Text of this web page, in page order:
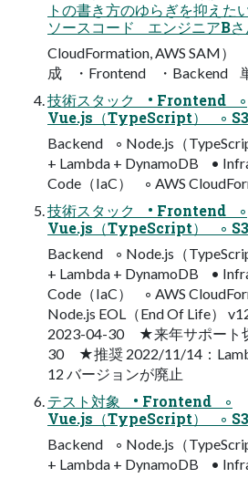
トの書き方のゆらぎを抑え
ソースコード エンジニア
CloudFormation, AWS SAM
成 ・Frontend ・Backend
技術スタック • Frontend ◦
Vue.js（TypeScript） ◦
Backend ◦ Node.js（
+ Lambda + DynamoDB •
Code（IaC） ◦ AWS
技術スタック • Frontend ◦
Vue.js（TypeScript） ◦
Backend ◦ Node.js（
+ Lambda + DynamoDB •
Code（IaC） ◦ AWS
Node.js EOL（End Of Life）
2023-04-30 ★来年サポート
30 ★推奨 2022/11/14：
12 バージョンが廃止
テスト対象 • Frontend ◦
Vue.js（TypeScript） ◦
Backend ◦ Node.js（
+ Lambda + DynamoDB •